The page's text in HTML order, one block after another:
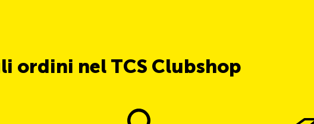
ordini nel TCS Clubshop